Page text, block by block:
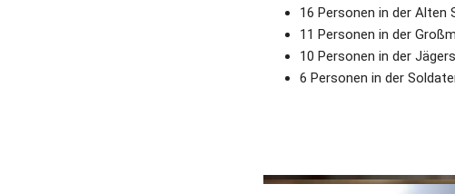
16 Personen in der Alten
11 Personen in der
10 Personen in der
6 Personen in der